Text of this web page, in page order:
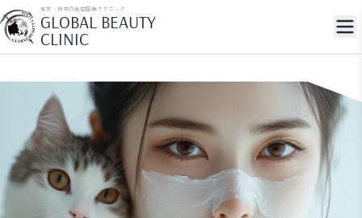
東京・麻布の美容医療クリニック
GLOBAL BEAUTY
CLINIC